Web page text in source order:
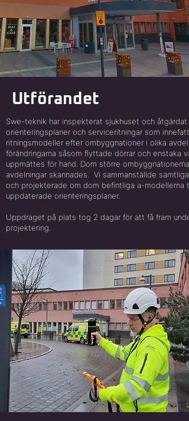
Utförandet
Swe-teknik har inspekterat sjukhuset och åtgärdat
orienteringsplaner och serviceritningar som
ritningsmodeller efter ombyggnationer i olika
förändringarna såsom flyttade dörrar och enstaka
uppmättes för hand. Dom större ombyggnationerna
avdelningar skannades. Vi sammanställde samtliga
och projekterade om dom befintliga a-modellerna
uppdaterade orienteringsplaner.
Uppdraget på plats tog 2 dagar för att få fram
projektering.